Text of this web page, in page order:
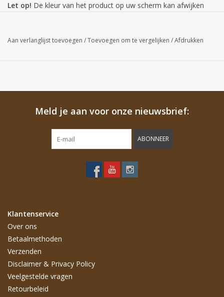
Let op! De kleur van het product op uw scherm kan afwijken
Aan verlanglijst toevoegen /Toevoegen om te vergelijken /Afdrukken
Meld je aan voor onze nieuwsbrief:
ABONNEER
Klantenservice
Over ons
Betaalmethoden
Verzenden
Disclaimer & Privacy Policy
Veelgestelde vragen
Retourbeleid